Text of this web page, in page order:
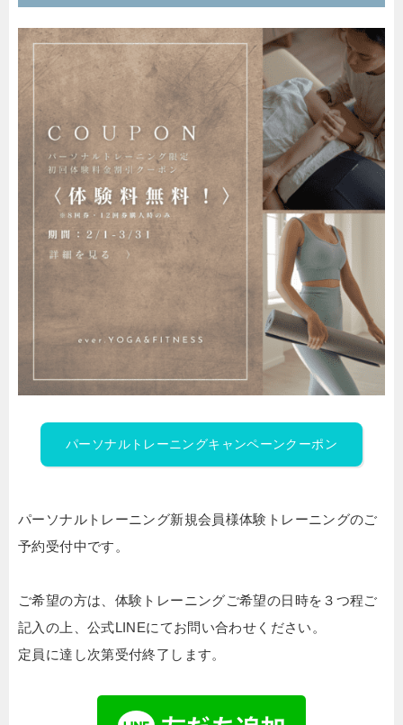
パーソナルトレーニングキャンペーンクーポン
パーソナルトレーニング新規会員様体験トレーニングのご
予約受付中です。
ご希望の方は、体験トレーニングご希望の日時を３つ程ご
記入の上、公式LINEにてお問い合わせください。
定員に達し次第受付終了します。